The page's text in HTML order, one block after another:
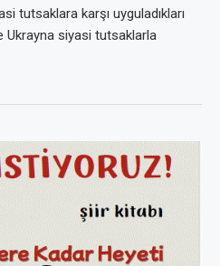
tutsaklara karşı uyguladıkları
Ukrayna siyasi tutsaklarla